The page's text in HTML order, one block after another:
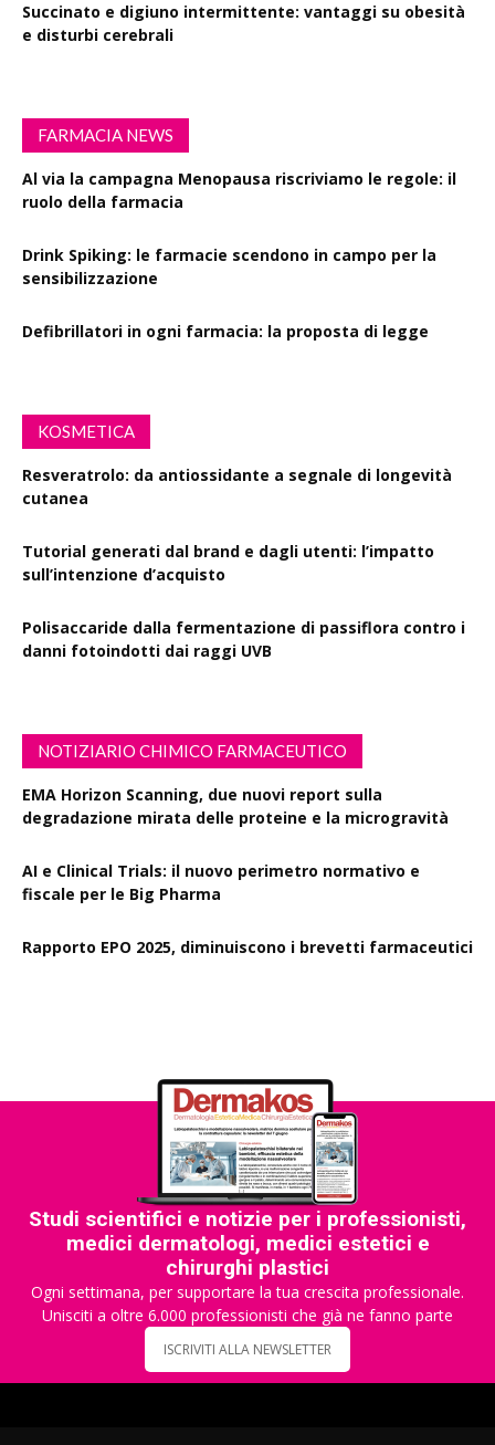
Succinato e digiuno intermittente: vantaggi su obesità
e disturbi cerebrali
FARMACIA NEWS
Al via la campagna Menopausa riscriviamo le regole: il
ruolo della farmacia
Drink Spiking: le farmacie scendono in campo per la
sensibilizzazione
Defibrillatori in ogni farmacia: la proposta di legge
KOSMETICA
Resveratrolo: da antiossidante a segnale di longevità
cutanea
Tutorial generati dal brand e dagli utenti: l’impatto
sull’intenzione d’acquisto
Polisaccaride dalla fermentazione di passiflora contro i
danni fotoindotti dai raggi UVB
NOTIZIARIO CHIMICO FARMACEUTICO
EMA Horizon Scanning, due nuovi report sulla
degradazione mirata delle proteine e la microgravità
AI e Clinical Trials: il nuovo perimetro normativo e
fiscale per le Big Pharma
Rapporto EPO 2025, diminuiscono i brevetti farmaceutici
Studi scientifici e notizie per i professionisti,
medici dermatologi, medici estetici e
chirurghi plastici
Ogni settimana, per supportare la tua crescita professionale.
Unisciti a oltre 6.000 professionisti che già ne fanno parte
ISCRIVITI ALLA NEWSLETTER